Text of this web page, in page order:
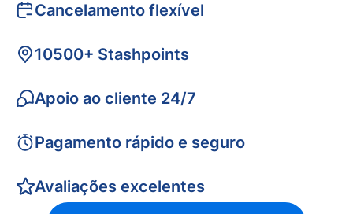
Cancelamento flexível
10500+ Stashpoints
Apoio ao cliente 24/7
Pagamento rápido e seguro
Avaliações excelentes